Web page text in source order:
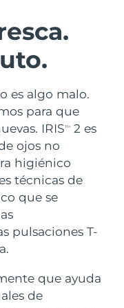
es algo malo.
para que
IRISTM
2 es
ojos no
higiénico
técnicas de
que se
pulsaciones T-
que ayuda
de
the-go
lips
light therapy
bucal
toothbrush
sonic toothbrush
FAQ™
LED
prevista
prevista
prevista8/15/26
prevista
prevista8/14/26
Entrega prevista
prevista
prevista8/13/26